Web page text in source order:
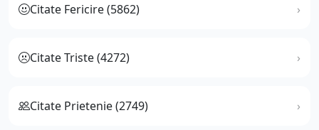
Citate Fericire (5862)
Citate Triste (4272)
Citate Prietenie (2749)